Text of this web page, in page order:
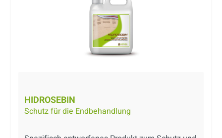
HIDROSEBIN
Schutz für die Endbehandlung